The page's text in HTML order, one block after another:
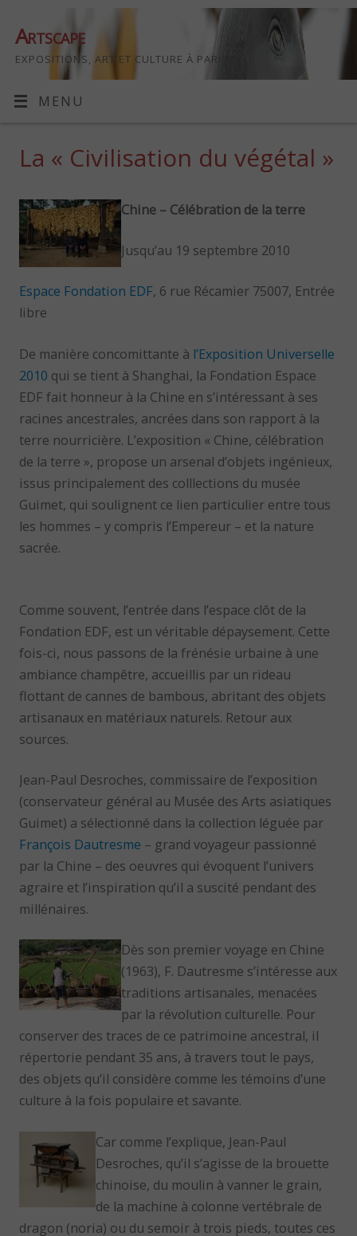
Artscape
EXPOSITIONS, ART ET CULTURE À PARIS
MENU
La « Civilisation du végétal »
Chine – Célébration de la terre
Jusqu’au 19 septembre 2010
Espace Fondation EDF, 6 rue Récamier 75007, Entrée
libre
De manière concomittante à l’Exposition Universelle
2010 qui se tient à Shanghai, la Fondation Espace
EDF fait honneur à la Chine en s’intéressant à ses
racines ancestrales, ancrées dans son rapport à la
terre nourricière. L’exposition « Chine, célébration
de la terre », propose un arsenal d’objets ingénieux,
issus principalement des colllections du musée
Guimet, qui soulignent ce lien particulier entre tous
les hommes – y compris l’Empereur – et la nature
sacrée.
Comme souvent, l’entrée dans l’espace clôt de la
Fondation EDF, est un véritable dépaysement. Cette
fois-ci, nous passons de la frénésie urbaine à une
ambiance champêtre, accueillis par un rideau
flottant de cannes de bambous, abritant des objets
artisanaux en matériaux naturels. Retour aux
sources.
Jean-Paul Desroches, commissaire de l’exposition
(conservateur général au Musée des Arts asiatiques
Guimet) a sélectionné dans la collection léguée par
François Dautresme – grand voyageur passionné
par la Chine – des oeuvres qui évoquent l’univers
agraire et l’inspiration qu’il a suscité pendant des
millénaires.
Dès son premier voyage en Chine
(1963), F. Dautresme s’intéresse aux
traditions artisanales, menacées
par la révolution culturelle. Pour
conserver des traces de ce patrimoine ancestral, il
répertorie pendant 35 ans, à travers tout le pays,
des objets qu’il considère comme les témoins d’une
culture à la fois populaire et savante.
Car comme l’explique, Jean-Paul
Desroches, qu’il s’agisse de la brouette
chinoise, du moulin à vanner le grain,
de la machine à colonne vertébrale de
dragon (noria) ou du semoir à trois pieds, toutes ces